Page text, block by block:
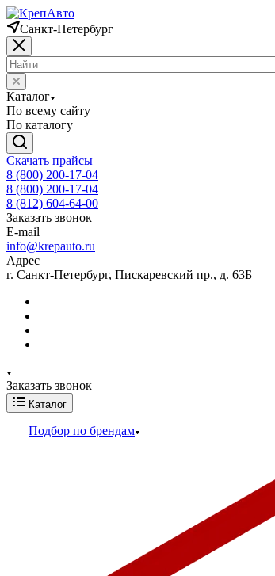
Санкт-Петербург
Каталог
По всему сайту
По каталогу
Скачать прайсы
8 (800) 200-17-04
8 (800) 200-17-04
8 (812) 604-64-00
Заказать звонок
E-mail
info@krepauto.ru
Адрес
г. Санкт-Петербург, Пискаревский пр., д. 63Б
Заказать звонок
Каталог
Подбор по брендам